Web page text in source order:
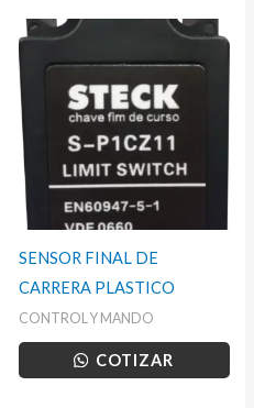
SENSOR FINAL DE
CARRERA PLASTICO
CONTROL Y MANDO
COTIZAR